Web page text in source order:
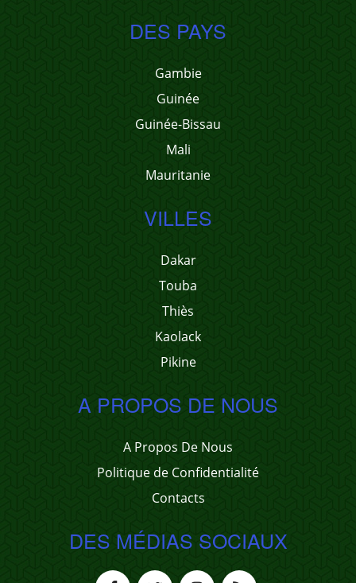
DES PAYS
Gambie
Guinée
Guinée-Bissau
Mali
Mauritanie
VILLES
Dakar
Touba
Thiès
Kaolack
Pikine
A PROPOS DE NOUS
A Propos De Nous
Politique de Confidentialité
Contacts
DES MÉDIAS SOCIAUX